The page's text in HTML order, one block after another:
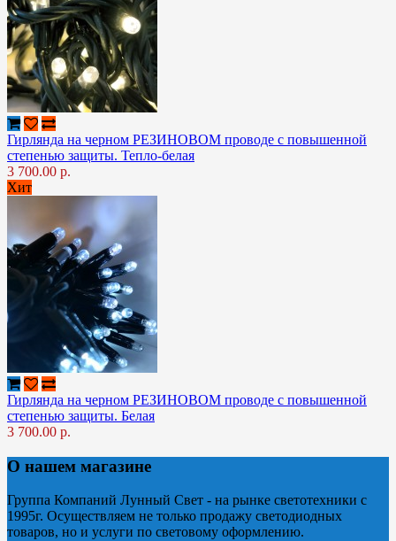
Гирлянда на черном РЕЗИНОВОМ проводе с повышенной
степенью защиты. Тепло-белая
3 700.00 р.
Хит
Гирлянда на черном РЕЗИНОВОМ проводе с повышенной
степенью защиты. Белая
3 700.00 р.
О нашем магазине
Группа Компаний Лунный Свет - на рынке светотехники с
1995г. Осуществляем не только продажу светодиодных
товаров, но и услуги по световому оформлению.